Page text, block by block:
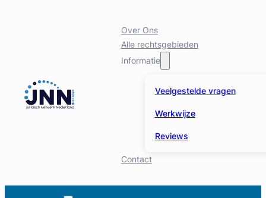
Over Ons
Alle rechtsgebieden
Informatie
Veelgestelde vragen
Werkwijze
Reviews
Contact